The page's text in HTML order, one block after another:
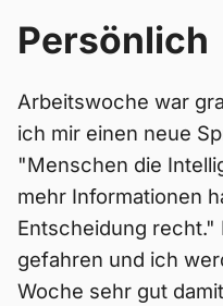
Persönlich
Arbeitswoche war
ich mir einen neue
"Menschen die
mehr Informationen
Entscheidung recht."
gefahren und ich
Woche sehr gut